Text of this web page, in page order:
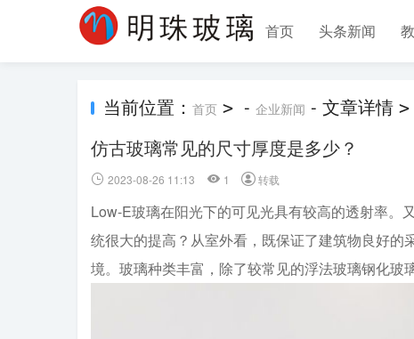
首页 头条新闻
当前位置： 首页 > - 企业新闻 - 文章详情 >
仿古玻璃常见的尺寸厚度是多少？
2023-08-26 11:13 1 转载
Low-E玻璃在阳光下的可见光具有较高的透射率。
统很大的提高？从室外看，既保证了建筑物良好
境。玻璃种类丰富，除了较常见的浮法玻璃钢化玻